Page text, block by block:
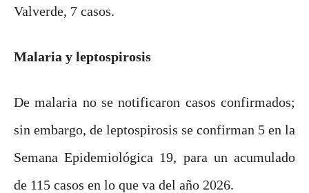
Valverde, 7 casos.
Malaria y leptospirosis
De malaria no se notificaron casos confirmados;
sin embargo, de leptospirosis se confirman 5 en la
Semana Epidemiológica 19, para un acumulado
de 115 casos en lo que va del año 2026.